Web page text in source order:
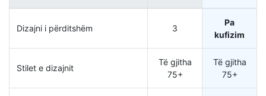
Dizajni i përditshëm 3
Pa
kufizim
Stilet e dizajnit
Të gjitha
75+
Të gjitha
75+